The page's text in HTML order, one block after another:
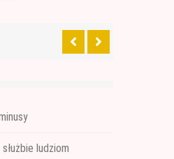
ludziom